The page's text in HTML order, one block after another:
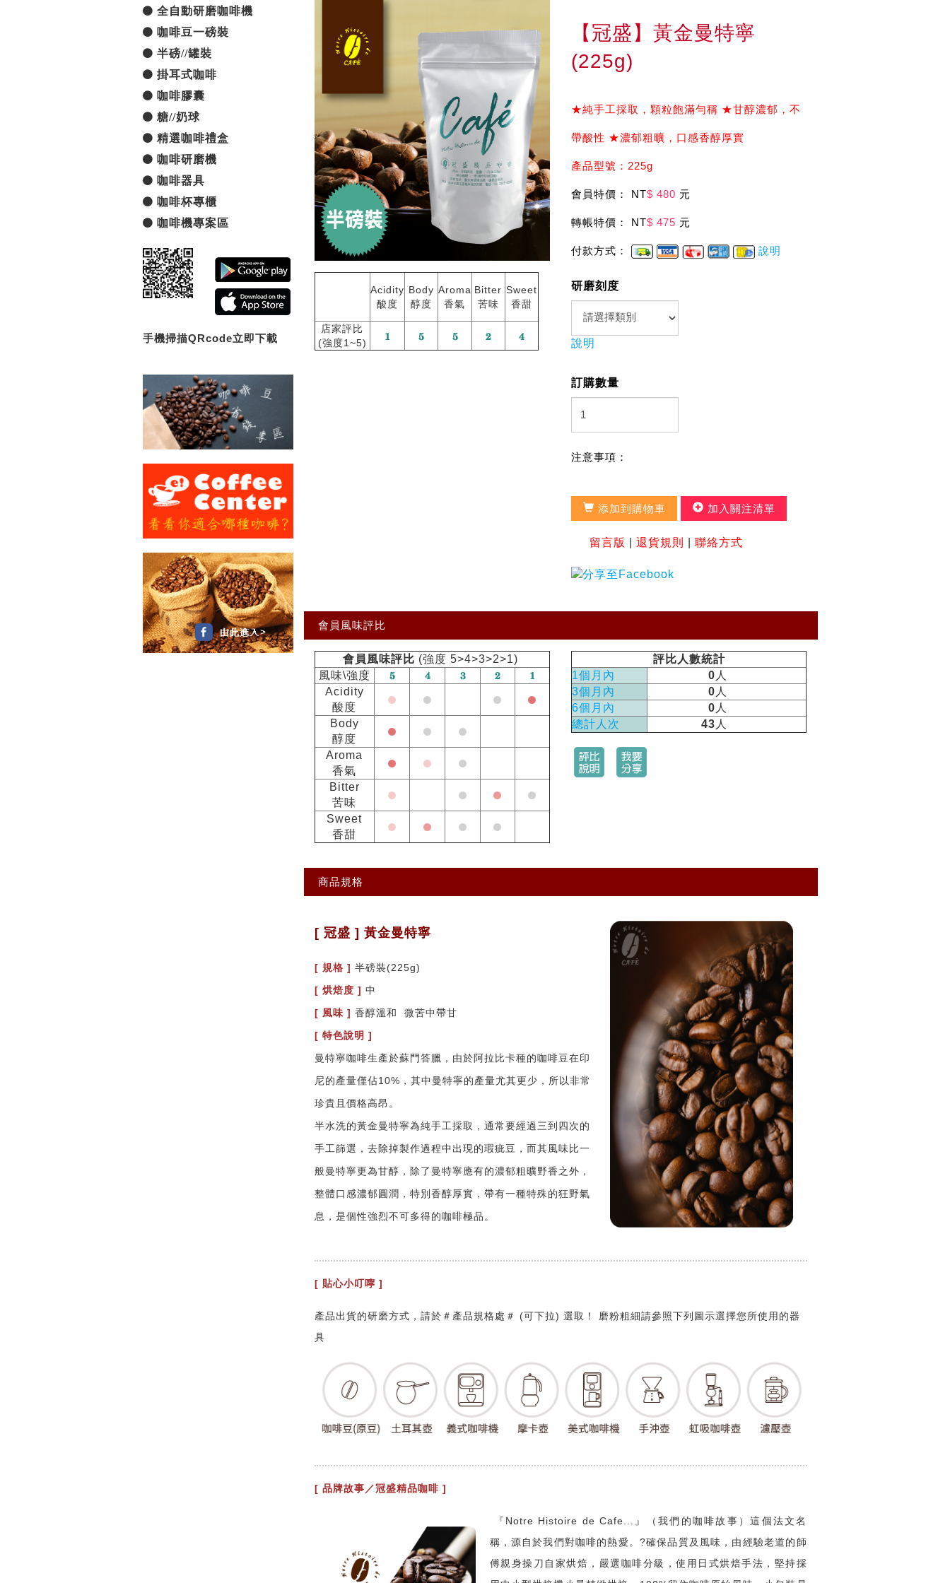
全自動研磨咖啡機
咖啡豆一磅裝
半磅//罐裝
掛耳式咖啡
咖啡膠囊
糖//奶球
精選咖啡禮盒
咖啡研磨機
咖啡器具
咖啡杯專櫃
咖啡機專案區
手機掃描QRcode立即下載
Acidity
酸度
Body
醇度
Aroma
香氣
Bitter
苦味
Sweet
香甜
店家評比
(強度1~5)
【冠盛】黃金曼特寧
(225g)
★純手工採取，顆粒飽滿勻稱 ★甘醇濃郁，不
帶酸性 ★濃郁粗曠，口感香醇厚實
產品型號：225g
會員特價： NT$ 480 元
轉帳特價： NT$ 475 元
付款方式： 說明
研磨刻度
說明
訂購數量
注意事項：
添加到購物車 加入關注清單
留言版 |退貨規則 |聯絡方式
會員風味評比
會員風味評比 (強度 5>4>3>2>1)
風味\強度
Acidity
酸度
Body
醇度
Aroma
香氣
Bitter
苦味
Sweet
香甜
評比人數統計
1個月內
0 人
3個月內
0 人
6個月內
0 人
總計人次
43 人
商品規格
[ 冠盛 ] 黃金曼特寧
[ 規格 ] 半磅裝(225g)
[ 烘焙度 ] 中
[ 風味 ] 香醇溫和 微苦中帶甘
[ 特色說明 ]
曼特寧咖啡生產於蘇門答臘，由於阿拉比卡種的咖啡豆在印
尼的產量僅佔10%，其中曼特寧的產量尤其更少，所以非常
珍貴且價格高昂。
半水洗的黃金曼特寧為純手工採取，通常要經過三到四次的
手工篩選，去除掉製作過程中出現的瑕疵豆，而其風味比一
般曼特寧更為甘醇，除了曼特寧應有的濃郁粗曠野香之外，
整體口感濃郁圓潤，特別香醇厚實，帶有一種特殊的狂野氣
息，是個性強烈不可多得的咖啡極品。
[ 貼心小叮嚀 ]
產品出貨的研磨方式，請於＃產品規格處＃ (可下拉) 選取！ 磨粉粗細請參照下列圖示選擇您所使用的器
具
[ 品牌故事／冠盛精品咖啡 ]
『Notre Histoire de Cafe...』（我們的咖啡故事）這個法文名
稱，源自於我們對咖啡的熱愛。?確保品質及風味，由經驗老道的師
傅親身操刀自家烘焙，嚴選咖啡分級，使用日式烘焙手法，堅持採